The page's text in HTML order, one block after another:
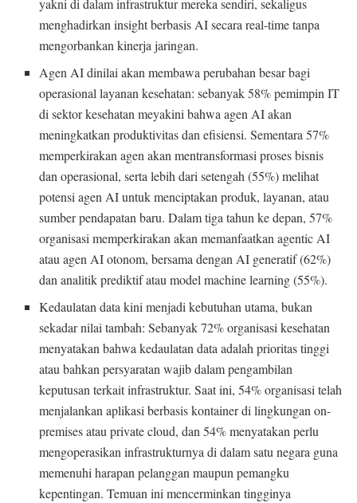
yakni di dalam infrastruktur mereka sendiri, sekaligus
menghadirkan insight berbasis AI secara real-time tanpa
mengorbankan kinerja jaringan.
Agen AI dinilai akan membawa perubahan besar bagi
operasional layanan kesehatan: sebanyak 58% pemimpin IT
di sektor kesehatan meyakini bahwa agen AI akan
meningkatkan produktivitas dan efisiensi. Sementara 57%
memperkirakan agen akan mentransformasi proses bisnis
dan operasional, serta lebih dari setengah (55%) melihat
potensi agen AI untuk menciptakan produk, layanan, atau
sumber pendapatan baru. Dalam tiga tahun ke depan, 57%
organisasi memperkirakan akan memanfaatkan agentic AI
atau agen AI otonom, bersama dengan AI generatif (62%)
dan analitik prediktif atau model machine learning (55%).
Kedaulatan data kini menjadi kebutuhan utama, bukan
sekadar nilai tambah: Sebanyak 72% organisasi kesehatan
menyatakan bahwa kedaulatan data adalah prioritas tinggi
atau bahkan persyaratan wajib dalam pengambilan
keputusan terkait infrastruktur. Saat ini, 54% organisasi telah
menjalankan aplikasi berbasis kontainer di lingkungan on-
premises atau private cloud, dan 54% menyatakan perlu
mengoperasikan infrastrukturnya di dalam satu negara guna
memenuhi harapan pelanggan maupun pemangku
kepentingan. Temuan ini mencerminkan tingginya